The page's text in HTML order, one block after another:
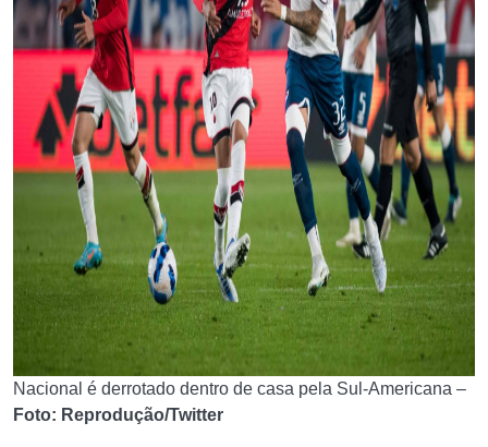
Nacional é derrotado dentro de casa pela Sul-Americana –
Foto: Reprodução/Twitter